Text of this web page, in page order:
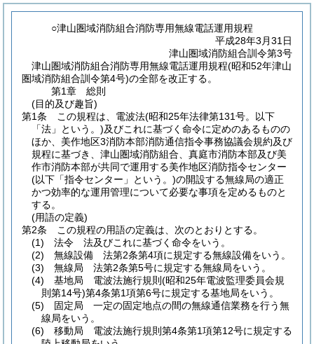
○津山圏域消防組合消防専用無線電話運用規程
平成28年3月31日
津山圏域消防組合訓令第3号
津山圏域消防組合消防専用無線電話運用規程(昭和52年津山
圏域消防組合訓令第4号)の全部を改正する。
第1章
総則
(目的及び趣旨)
第1条
この規程は、電波法(昭和25年法律第131号。以下
「法」という。)及びこれに基づく命令に定めのあるものの
ほか、美作地区3消防本部消防通信指令事務協議会規約及び
規程に基づき、津山圏域消防組合、真庭市消防本部及び美
作市消防本部が共同で運用する美作地区消防指令センター
(以下「指令センター」という。)の開設する無線局の適正
かつ効率的な運用管理について必要な事項を定めるものと
する。
(用語の定義)
第2条
この規程の用語の定義は、次のとおりとする。
(1)
法令 法及びこれに基づく命令をいう。
(2)
無線設備 法第2条第4項に規定する無線設備をいう。
(3)
無線局 法第2条第5号に規定する無線局をいう。
(4)
基地局 電波法施行規則 (昭和25年電波監理委員会規
則第14号)第4条第1項第6号に規定する基地局をいう。
(5)
固定局 一定の固定地点の間の無線通信業務を行う無
線局をいう。
(6)
移動局 電波法施行規則第4条第1項第12号に規定する